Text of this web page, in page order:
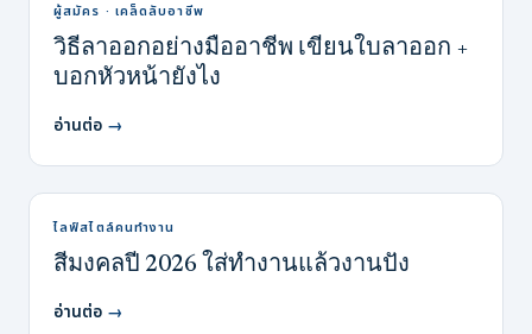
ผู้สมัคร · เคล็ดลับอาชีพ
วิธีลาออกอย่างมืออาชีพ เขียนใบลาออก +
บอกหัวหน้ายังไง
อ่านต่อ →
ไลฟ์สไตล์คนทำงาน
สีมงคลปี 2026 ใส่ทำงานแล้วงานปัง
อ่านต่อ →